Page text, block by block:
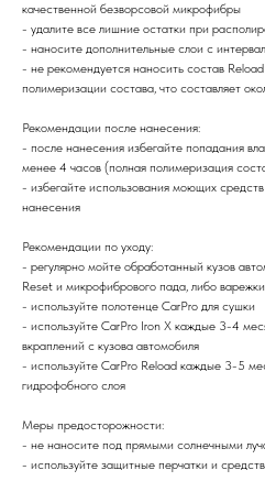
качественной безворсовой микрофибры
- удалите все лишние остатки при
- наносите дополнительные слои с
- не рекомендуется наносить состав
полимеризации состава, что составляет
Рекомендации после нанесения:
- после нанесения избегайте попадания
менее 4 часов (полная полимеризация
- избегайте использования моющих
нанесения
Рекомендации по уходу:
- регулярно мойте обработанный кузов
Reset и микрофибрового пада, либо варежки
- используйте полотенце CarPro для сушки
- используйте CarPro Iron X каждые 3-4
вкраплений с кузова автомобиля
- используйте CarPro Reload каждые 3-5
гидрофобного слоя
Меры предосторожности:
- не наносите под прямыми солнечными
- используйте защитные перчатки и